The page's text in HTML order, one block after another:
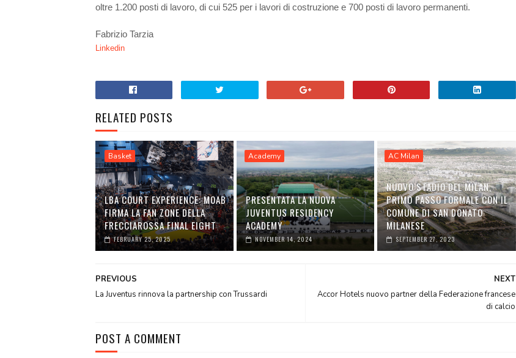
oltre 1.200 posti di lavoro, di cui 525 per i lavori di costruzione e 700 posti di lavoro permanenti.
Fabrizio Tarzia
Linkedin
RELATED POSTS
Basket
LBA COURT EXPERIENCE: MOAB
FIRMA LA FAN ZONE DELLA
FRECCIAROSSA FINAL EIGHT
FEBRUARY 25, 2025
Academy
PRESENTATA LA NUOVA
JUVENTUS RESIDENCY
ACADEMY
NOVEMBER 14, 2024
AC Milan
NUOVO STADIO DEL MILAN,
PRIMO PASSO FORMALE CON IL
COMUNE DI SAN DONATO
MILANESE
SEPTEMBER 27, 2023
NEXT
Accor Hotels nuovo partner della Federazione francese
di calcio
PREVIOUS
La Juventus rinnova la partnership con Trussardi
POST A COMMENT